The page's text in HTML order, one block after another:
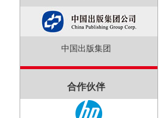
中国出版集团
合作伙伴